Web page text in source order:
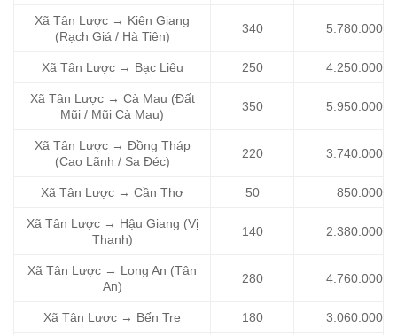
Xã Tân Lược → Kiên Giang
(Rạch Giá / Hà Tiên)
340 5.780.000
Xã Tân Lược → Bạc Liêu 250 4.250.000
Xã Tân Lược → Cà Mau (Đất
Mũi / Mũi Cà Mau)
350 5.950.000
Xã Tân Lược → Đồng Tháp
(Cao Lãnh / Sa Đéc)
220 3.740.000
Xã Tân Lược → Cần Thơ 50 850.000
Xã Tân Lược → Hậu Giang (Vị
Thanh)
140 2.380.000
Xã Tân Lược → Long An (Tân
An)
280 4.760.000
Xã Tân Lược → Bến Tre 180 3.060.000